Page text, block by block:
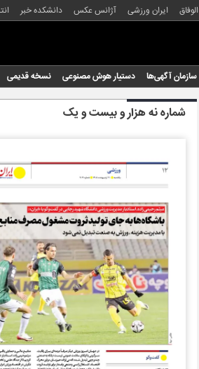
الوفاق ایران ورزشی آژانس عکس دانشکده خبر
سازمان آگهی‌ها دستیار هوش مصنوعی نسخه قدیمی
شماره نه هزار و بیست و یک